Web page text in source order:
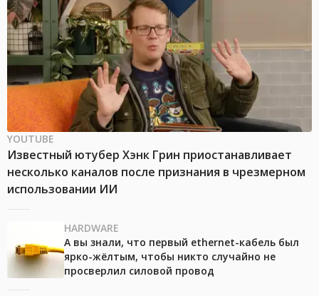
YOUTUBE
Известный ютубер Хэнк Грин приостанавливает
несколько каналов после признания в чрезмерном
использовании ИИ
HARDWARE
А вы знали, что первый ethernet-кабель был
ярко-жёлтым, чтобы никто случайно не
просверлил силовой провод